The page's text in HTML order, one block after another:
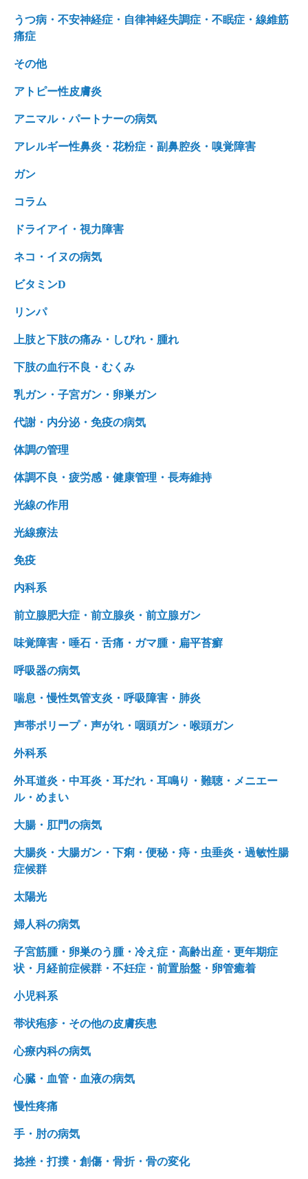
うつ病・不安神経症・自律神経失調症・不眠症・線維筋
痛症
その他
アトピー性皮膚炎
アニマル・パートナーの病気
アレルギー性鼻炎・花粉症・副鼻腔炎・嗅覚障害
ガン
コラム
ドライアイ・視力障害
ネコ・イヌの病気
ビタミンD
リンパ
上肢と下肢の痛み・しびれ・腫れ
下肢の血行不良・むくみ
乳ガン・子宮ガン・卵巣ガン
代謝・内分泌・免疫の病気
体調の管理
体調不良・疲労感・健康管理・長寿維持
光線の作用
光線療法
免疫
内科系
前立腺肥大症・前立腺炎・前立腺ガン
味覚障害・唾石・舌痛・ガマ腫・扁平苔癬
呼吸器の病気
喘息・慢性気管支炎・呼吸障害・肺炎
声帯ポリープ・声がれ・咽頭ガン・喉頭ガン
外科系
外耳道炎・中耳炎・耳だれ・耳鳴り・難聴・メニエー
ル・めまい
大腸・肛門の病気
大腸炎・大腸ガン・下痢・便秘・痔・虫垂炎・過敏性腸
症候群
太陽光
婦人科の病気
子宮筋腫・卵巣のう腫・冷え症・高齢出産・更年期症
状・月経前症候群・不妊症・前置胎盤・卵管癒着
小児科系
帯状疱疹・その他の皮膚疾患
心療内科の病気
心臓・血管・血液の病気
慢性疼痛
手・肘の病気
捻挫・打撲・創傷・骨折・骨の変化